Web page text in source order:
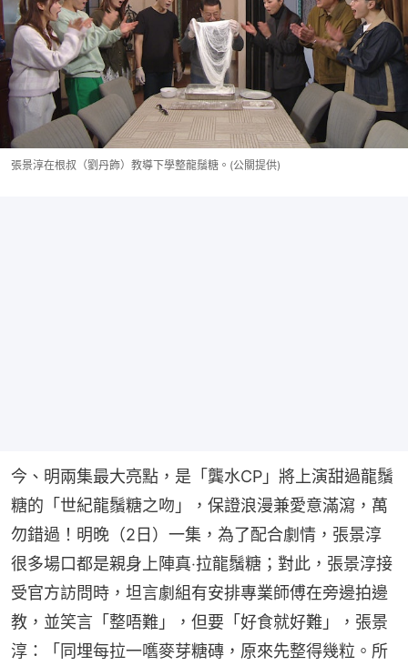
張景淳在根叔（劉丹飾）教導下學整龍鬚糖。(公關提供)
今、明兩集最大亮點，是「龔水CP」將上演甜過龍鬚
糖的「世紀龍鬚糖之吻」，保證浪漫兼愛意滿瀉，萬
勿錯過！明晚（2日）一集，為了配合劇情，張景淳
很多場口都是親身上陣真‧拉龍鬚糖；對此，張景淳接
受官方訪問時，坦言劇組有安排專業師傅在旁邊拍邊
教，並笑言「整唔難」，但要「好食就好難」，張景
淳：「同埋每拉一嚿麥芽糖磚，原來先整得幾粒。所